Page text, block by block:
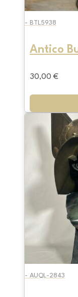
- BTL5938
Antico
30,00 €
- AUQL-2843